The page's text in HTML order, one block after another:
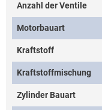
Anzahl der Ventile
Motorbauart
Kraftstoff
Kraftstoffmischung
Zylinder Bauart